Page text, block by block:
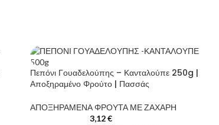
Πεπόνι Γουαδελούπης – Κανταλούπε 250g |
Αποξηραμένο Φρούτο | Πασσάς
ΑΠΟΞΗΡΑΜΕΝΑ ΦΡΟΥΤΑ ΜΕ ΖΑΧΑΡΗ
3,12€